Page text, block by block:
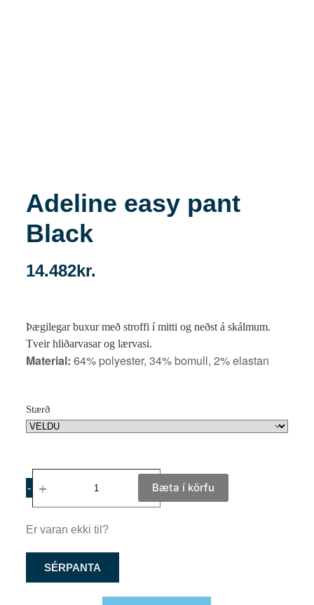
Adeline easy pant
Black
14.482kr.
Þægilegar buxur með stroffi í mitti og neðst á skálmum.
Tveir hliðarvasar og lærvasi.
Material: 64% polyester, 34% bomull, 2% elastan
Stærð
- Bæta í körfu
Er varan ekki til?
SÉRPANTA